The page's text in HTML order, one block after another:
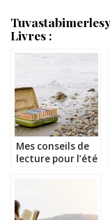
Livres :
Mes conseils de
lecture pour l’été